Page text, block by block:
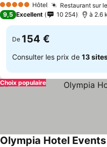
5 Étoiles Hôtel Restaurant sur
9,5 Excellent 10 254 à 2.6
De 154 €
Consulter les prix de 13
Choix populaire
Olympia Hotel Events